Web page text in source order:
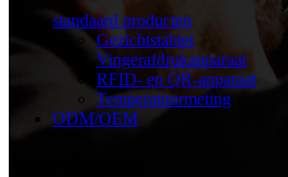
standaard producten
Gezichtstablet
Vingerafdrukapparaat
RFID- en QR-apparaat
Temperatuurmeting
ODM/OEM